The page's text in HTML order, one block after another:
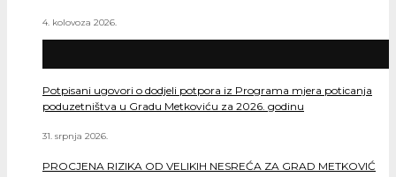
4. kolovoza 2026.
Potpisani ugovori o dodjeli potpora iz Programa mjera poticanja
poduzetništva u Gradu Metkoviću za 2026. godinu
31. srpnja 2026.
PROCJENA RIZIKA OD VELIKIH NESREĆA ZA GRAD METKOVIĆ